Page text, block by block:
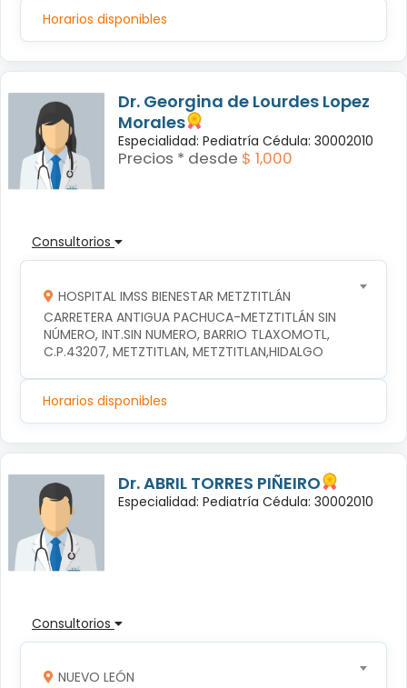
Horarios disponibles
Dr. Georgina de Lourdes Lopez
Morales
Especialidad: Pediatría Cédula: 30002010
Precios * desde $ 1,000
Consultorios
HOSPITAL IMSS BIENESTAR METZTITLÁN
CARRETERA ANTIGUA PACHUCA-METZTITLÁN SIN
NÚMERO, INT.SIN NUMERO, BARRIO TLAXOMOTL,
C.P.43207, METZTITLAN, METZTITLAN,HIDALGO
Horarios disponibles
Dr. ABRIL TORRES PIÑEIRO
Especialidad: Pediatría Cédula: 30002010
Consultorios
NUEVO LEÓN